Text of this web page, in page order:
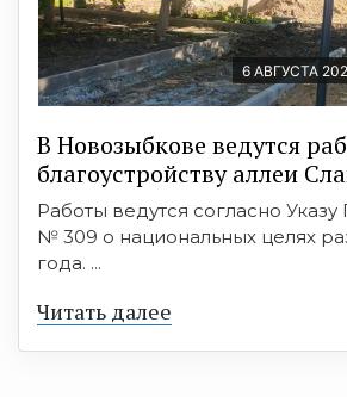
6 АВГУСТА
В Новозыбкове ведутся
благоустройству аллеи
Работы ведутся согласно
№ 309 о национальных целях
года. ...
Читать далее